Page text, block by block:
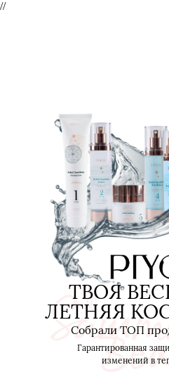
//
ТВОЯ
ЛЕТНЯЯ
Собрали ТОП
Гарантированная
изменений в